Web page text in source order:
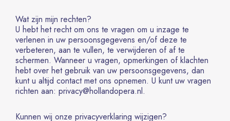
Wat zijn mijn rechten?
U hebt het recht om ons te vragen om u inzage te
verlenen in uw persoonsgegevens en/of deze te
verbeteren, aan te vullen, te verwijderen of af te
schermen. Wanneer u vragen, opmerkingen of klachten
hebt over het gebruik van uw persoonsgegevens, dan
kunt u altijd contact met ons opnemen. U kunt uw vragen
richten aan: privacy@hollandopera.nl.
Kunnen wij onze privacyverklaring wijzigen?